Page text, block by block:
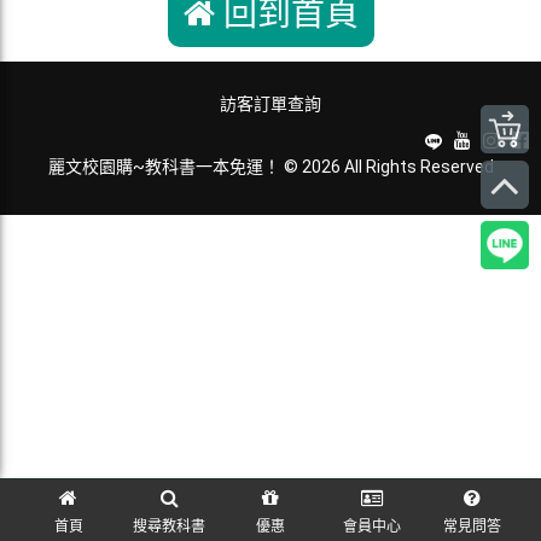
回到首頁
首頁 搜尋教科書 優惠 會員中心 常見問答
訪客訂單查詢
麗文校園購~教科書一本免運！ © 2026 All Rights Reserved